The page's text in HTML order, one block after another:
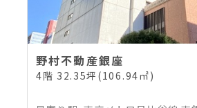
野村不動産銀座
4階 32.35坪(106.94㎡)